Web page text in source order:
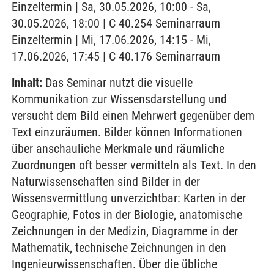
Einzeltermin | Sa, 30.05.2026, 10:00 - Sa,
30.05.2026, 18:00 | C 40.254 Seminarraum
Einzeltermin | Mi, 17.06.2026, 14:15 - Mi,
17.06.2026, 17:45 | C 40.176 Seminarraum
Inhalt: Das Seminar nutzt die visuelle
Kommunikation zur Wissensdarstellung und
versucht dem Bild einen Mehrwert gegenüber dem
Text einzuräumen. Bilder können Informationen
über anschauliche Merkmale und räumliche
Zuordnungen oft besser vermitteln als Text. In den
Naturwissenschaften sind Bilder in der
Wissensvermittlung unverzichtbar: Karten in der
Geographie, Fotos in der Biologie, anatomische
Zeichnungen in der Medizin, Diagramme in der
Mathematik, technische Zeichnungen in den
Ingenieurwissenschaften. Über die übliche